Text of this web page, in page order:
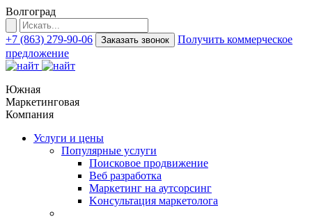
Волгоград
+7 (863) 279-90-06 Заказать звонок
Получить коммерческое
предложение
Южная
Маркетинговая
Компания
Услуги и цены
Популярные услуги
Поисковое продвижение
Веб разработка
Маркетинг на аутсорсинг
Kонсультация маркетолога